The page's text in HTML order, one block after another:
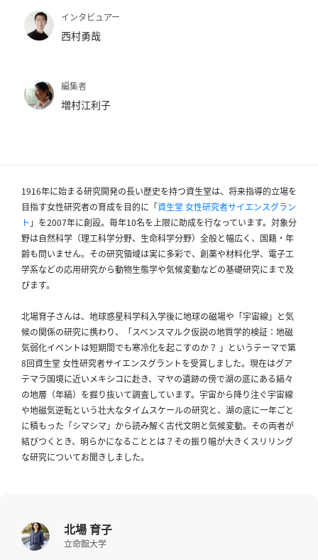
覧
へ
義
開
イ
ブ
一
覧
へ
者
一
覧
へ
研
究
者
インタビュアー
西村勇哉
編集者
増村江利子
1916年に始まる研究開発の長い歴史を持つ資生堂は、将来指導的立場を
目指す女性研究者の育成を目的に「資生堂 女性研究者サイエンスグラン
ト 」を2007年に創設。毎年10名を上限に助成を行なっています。対象分
野は自然科学（理工科学分野、生命科学分野）全般と幅広く、国籍・年
齢も問いません。その研究領域は実に多彩で、創薬や材料化学、電子工
学系などの応用研究から動物生態学や気候変動などの基礎研究にまで及
びます。
北場育子さんは、地球惑星科学科入学後に地球の磁場や「宇宙線」と気
候の関係の研究に携わり、「スベンスマルク仮説の地質学的検証：地磁
気弱化イベントは短期間でも寒冷化を起こすのか？ 」というテーマで第
8回資生堂 女性研究者サイエンスグラントを受賞しました。現在はグア
テマラ国境に近いメキシコに赴き、マヤの遺跡の傍で湖の底にある縞々
の地層（年縞）を掘り抜いて調査しています。宇宙から降り注ぐ宇宙線
や地磁気逆転という壮大なタイムスケールの研究と、湖の底に一年ごと
に積もった「シマシマ」から読み解く古代文明と気候変動。その両者が
結びつくとき、明らかになることとは？その振り幅が大きくスリリング
な研究についてお聞きしました。
北場 育子
立命館大学